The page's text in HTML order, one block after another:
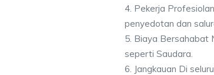
4. Pekerja
penyedotan dan
5. Biaya Bersahabat
seperti Saudara.
6. Jangkauan Di